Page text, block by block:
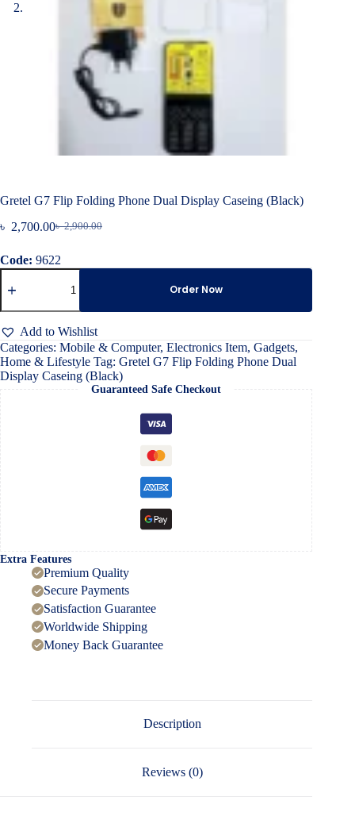
Gretel G7 Flip Folding Phone Dual Display Caseing (Black)
৳2,900.00
Original
was:
৳ 2,900.00.
৳ 2,700.00Current
is:
৳ 2,700.00.
Code: 9622
Gretel
G7
Folding
Phone
Dual
Display
Caseing
(Black)
Order Now
Add to Wishlist
Categories: Mobile & Computer, Electronics Item, Gadgets,
Home & Lifestyle Tag: Gretel G7 Flip Folding Phone Dual
Display Caseing (Black)
Guaranteed Safe Checkout
Extra Features
Premium Quality
Secure Payments
Satisfaction Guarantee
Worldwide Shipping
Money Back Guarantee
Description
Reviews (0)